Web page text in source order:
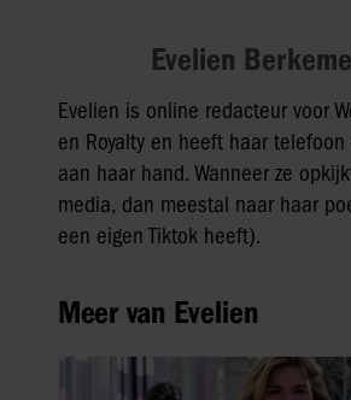
Evelien
Evelien is online redacteur voor
en Royalty en heeft haar telefoon
aan haar hand. Wanneer ze
media, dan meestal naar haar
een eigen Tiktok heeft).
Meer van Evelien